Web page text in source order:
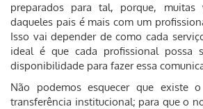
preparados para tal, porque, muitas
daqueles pais é mais com um
Isso vai depender de como cada
ideal é que cada profissional possa
disponibilidade para fazer essa
Não podemos esquecer que existe
transferência institucional; para que o